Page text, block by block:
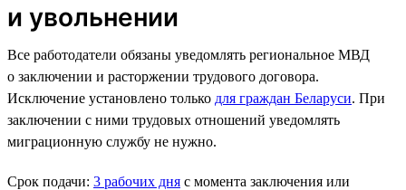
и увольнении
Все работодатели обязаны уведомлять региональное МВД
о заключении и расторжении трудового договора.
Исключение установлено только для граждан Беларуси. При
заключении с ними трудовых отношений уведомлять
миграционную службу не нужно.
Срок подачи: 3 рабочих дня с момента заключения или